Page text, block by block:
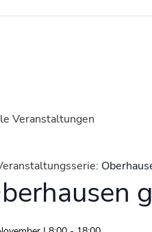
Veranstaltungen